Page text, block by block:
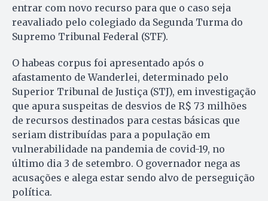
entrar com novo recurso para que o caso seja
reavaliado pelo colegiado da Segunda Turma do
Supremo Tribunal Federal (STF).
O habeas corpus foi apresentado após o
afastamento de Wanderlei, determinado pelo
Superior Tribunal de Justiça (STJ), em investigação
que apura suspeitas de desvios de R$ 73 milhões
de recursos destinados para cestas básicas que
seriam distribuídas para a população em
vulnerabilidade na pandemia de covid-19, no
último dia 3 de setembro. O governador nega as
acusações e alega estar sendo alvo de perseguição
política.